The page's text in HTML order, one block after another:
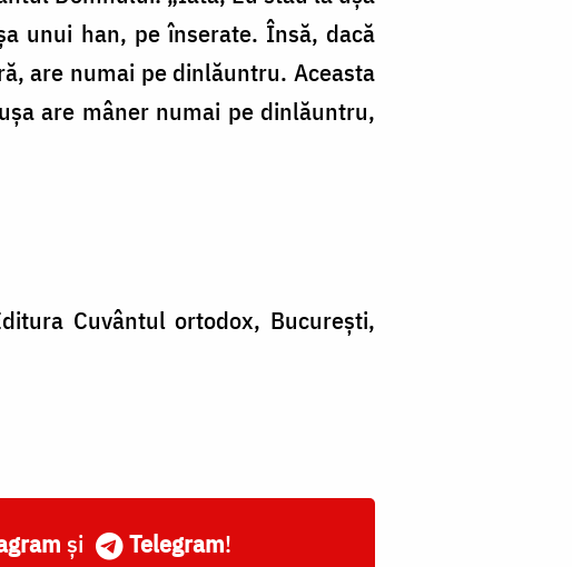
unui han, pe înserate. Însă, dacă
are numai pe dinlăuntru. Aceasta
are mâner numai pe dinlăuntru,
Cuvântul ortodox, București,
și Telegram!